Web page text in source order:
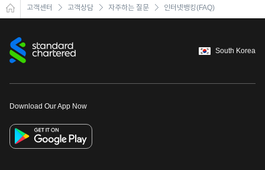
고객센터 고객상담 자주하는 질문 인터넷뱅킹(FAQ)
South Korea
Download Our App Now